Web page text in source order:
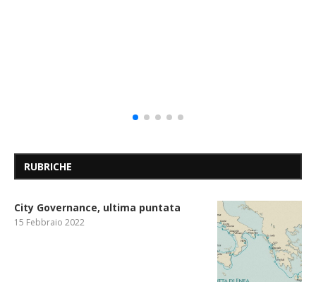
RUBRICHE
City Governance, ultima puntata
15 Febbraio 2022